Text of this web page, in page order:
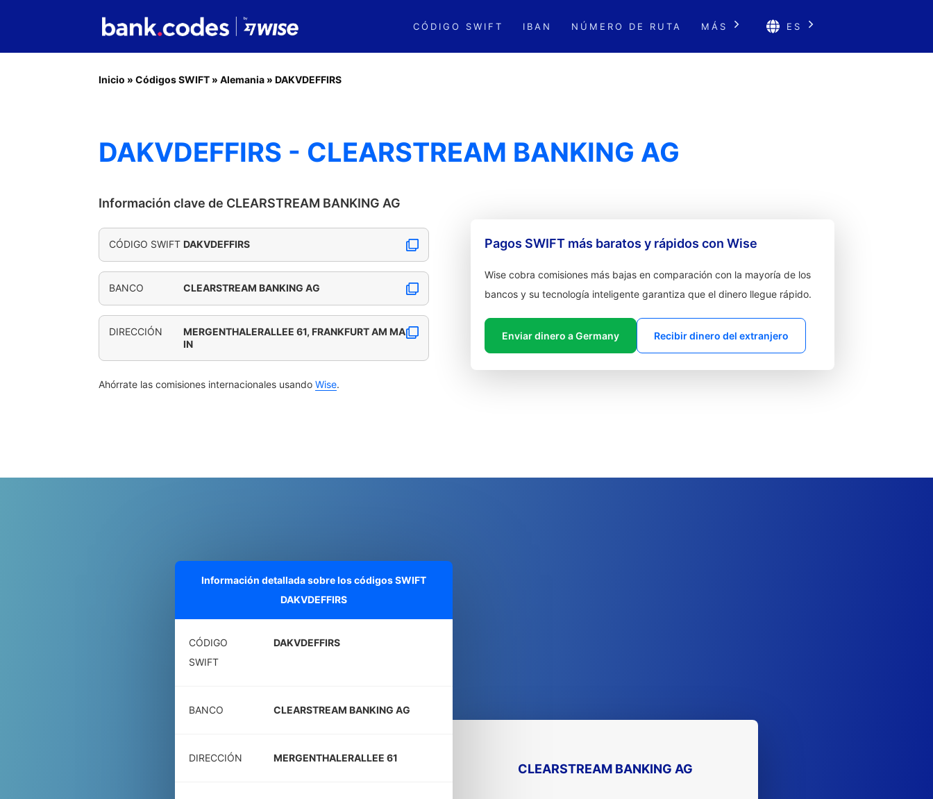
CÓDIGO SWIFT IBAN NÚMERO DE RUTA MÁS ES
Inicio » Códigos SWIFT » Alemania » DAKVDEFFIRS
DAKVDEFFIRS - CLEARSTREAM BANKING AG
Información clave de CLEARSTREAM BANKING AG
CÓDIGO SWIFT DAKVDEFFIRS
BANCO CLEARSTREAM BANKING AG
DIRECCIÓN
MERGENTHALERALLEE 61, FRANKFURT AM MA
IN
Ahórrate las comisiones internacionales usando Wise.
Pagos SWIFT más baratos y rápidos con Wise
Wise cobra comisiones más bajas en comparación con la mayoría de los
bancos y su tecnología inteligente garantiza que el dinero llegue rápido.
Enviar dinero a Germany Recibir dinero del extranjero
Información detallada sobre los códigos SWIFT
DAKVDEFFIRS
CÓDIGO
SWIFT
DAKVDEFFIRS
BANCO CLEARSTREAM BANKING AG
DIRECCIÓN MERGENTHALERALLEE 61
CLEARSTREAM BANKING AG